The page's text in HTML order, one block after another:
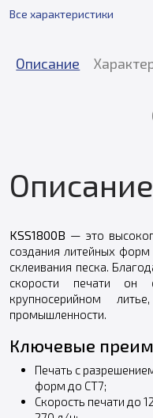
Все характеристики
Описание
Описание
KSS1800B — это
создания литейных
склеивания песка.
скорости печати он
крупносерийном
промышленности.
Ключевые
Печать с
форм до CT7;
Скорость печати до